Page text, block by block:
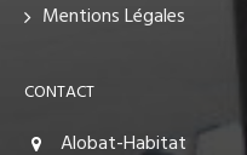
Mentions Légales
CONTACT
Alobat-Habitat